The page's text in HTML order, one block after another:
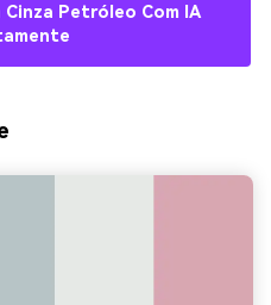
Petróleo Com IA